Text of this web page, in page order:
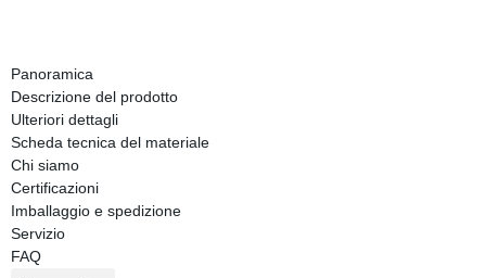
Panoramica
Descrizione del prodotto
Ulteriori dettagli
Scheda tecnica del materiale
Chi siamo
Certificazioni
Imballaggio e spedizione
Servizio
FAQ